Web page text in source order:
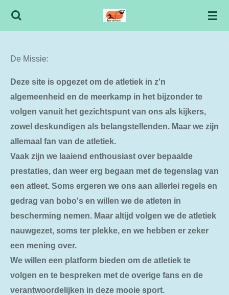
Ga
deDe Missie:
Deze site is opgezet om de atletiek in z'n
algemeenheid en de meerkamp in het bijzonder te
volgen vanuit het gezichtspunt van ons als kijkers,
zowel deskundigen als belangstellenden. Maar we zijn
allemaal fan van de atletiek.
Vaak zijn we laaiend enthousiast over bepaalde
prestaties, dan weer erg begaan met de tegenslag van
een atleet. Soms ergeren we ons aan allerlei regels en
gedrag van bobo's en willen we de atleten in
bescherming nemen. Maar altijd volgen we de atletiek
nauwgezet, soms ter plekke, en we hebben er zeker
een mening over.
We willen een platform bieden om de atletiek te
volgen en te bespreken met de overige fans en de
verantwoordelijken in deze mooie sport.